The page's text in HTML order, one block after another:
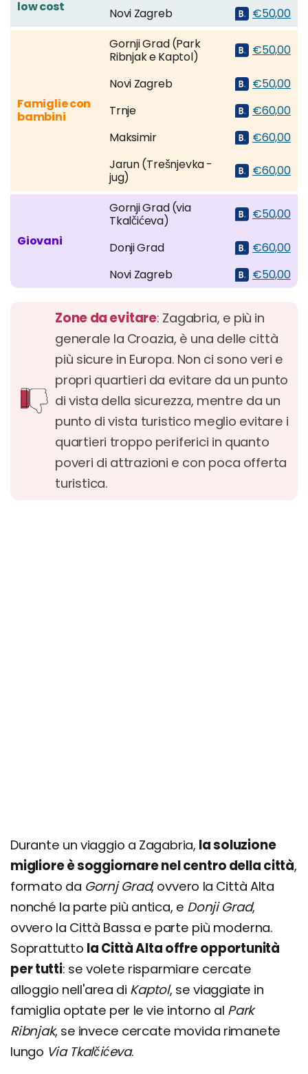
low cost
Novi Zagreb €50,00
Famiglie con
bambini
Gornji Grad (Park
Ribnjak e Kaptol)
€50,00
Novi Zagreb
€50,00
Trnje
€60,00
Maksimir
€60,00
Jarun (Trešnjevka -
jug)
€60,00
Giovani
Gornji Grad (via
Tkalčićeva)
€50,00
Donji Grad
€60,00
Novi Zagreb
€50,00
Zone da evitare: Zagabria, e più in
generale la Croazia, è una delle città
più sicure in Europa. Non ci sono veri e
propri quartieri da evitare da un punto
di vista della sicurezza, mentre da un
punto di vista turistico meglio evitare i
quartieri troppo periferici in quanto
poveri di attrazioni e con poca offerta
turistica.
Durante un viaggio a Zagabria, la soluzione
migliore è soggiornare nel centro della città,
formato da Gornj Grad, ovvero la Città Alta
nonché la parte più antica, e Donji Grad,
ovvero la Città Bassa e parte più moderna.
Soprattutto la Città Alta offre opportunità
per tutti: se volete risparmiare cercate
alloggio nell'area di Kaptol, se viaggiate in
famiglia optate per le vie intorno al Park
Ribnjak, se invece cercate movida rimanete
lungo Via Tkalčićeva.